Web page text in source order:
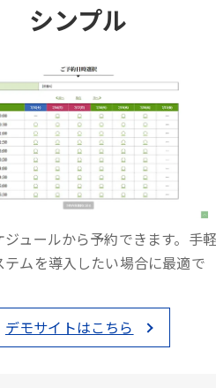
シンプル
ジュールから予約できます。手軽
テムを導入したい場合に最適で
デモサイトはこちら